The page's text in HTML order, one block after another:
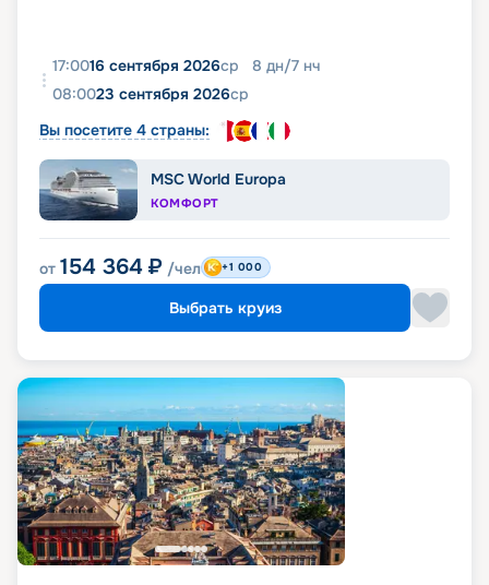
17:0016 сентября 2026ср 8 дн/7 нч
08:0023 сентября 2026ср
Вы посетите 4 страны:
MSC World Europa
КОМФОРТ
от 154 364 ₽ /чел +1 000
Выбрать круиз